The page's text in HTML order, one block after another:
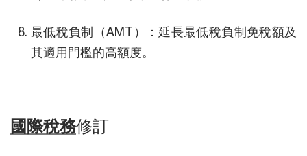
最低稅負制（AMT）：延長最低稅負制免稅額及
其適用門檻的高額度。
國際稅務修訂